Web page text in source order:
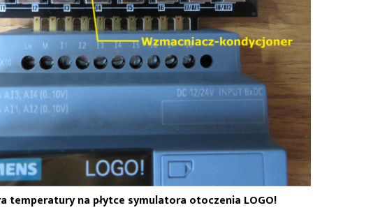
temperatury na płytce symulatora otoczenia LOGO!